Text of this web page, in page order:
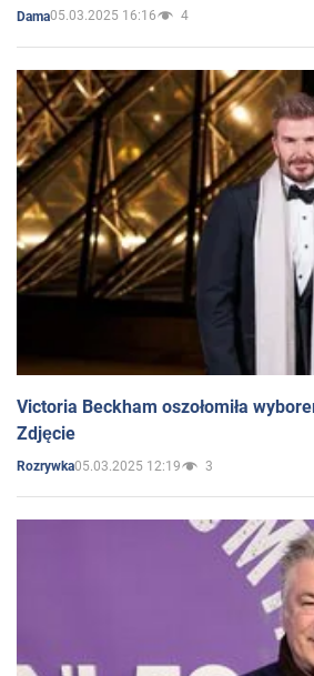
Dama05.03.2025 16:16 4
Victoria Beckham oszołomiła
Zdjęcie
Rozrywka05.03.2025 12:19 3